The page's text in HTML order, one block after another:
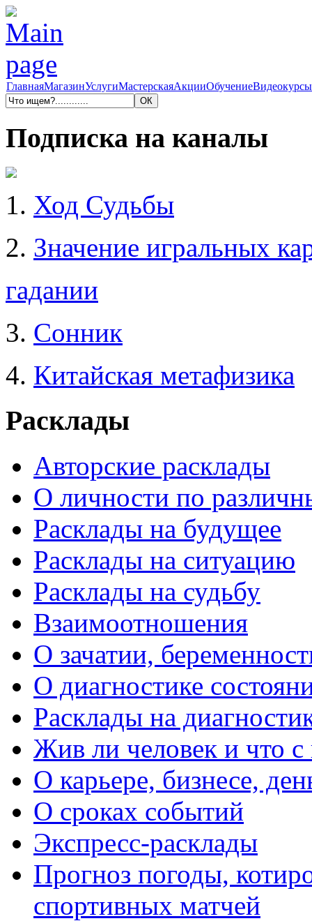
ГлавнаяМагазинУслугиМастерскаяАкцииОбучениеВидеокурсы
Подписка на каналы
1. Ход Судьбы
2. Значение игральных
гадании
3. Сонник
4. Китайская метафизика
Расклады
Авторские расклады
О личности по
Расклады на будущее
Расклады на ситуацию
Расклады на судьбу
Взаимоотношения
О зачатии,
О диагностике
Расклады на
Жив ли человек и что
О карьере, бизнесе,
О сроках событий
Экспресс-расклады
Прогноз погоды,
спортивных матчей